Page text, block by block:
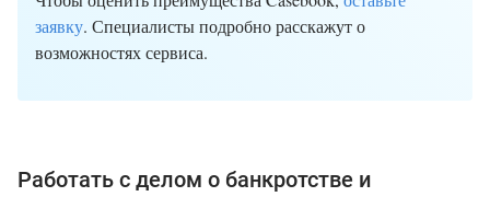
заявку. Специалисты подробно расскажут о
возможностях сервиса.
Работать с делом о банкротстве и